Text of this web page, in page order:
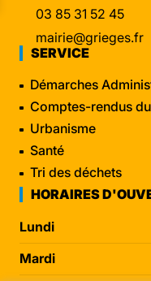
03 85 31 52 45
mairie@grieges.fr
SERVICE
Démarches
Comptes-rendus
Urbanisme
Santé
Tri des déchets
HORAIRES
Lundi
Mardi